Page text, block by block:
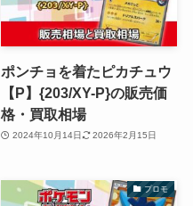
ポンチョを着たピカチュウ
【P】{203/XY-P}の販売価
格・買取相場
2024年10月14日 2026年2月15日
プロモ